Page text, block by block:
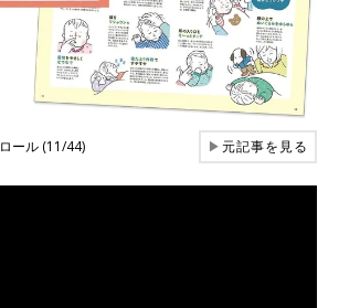
ール (11/44) ▶元記事を見る